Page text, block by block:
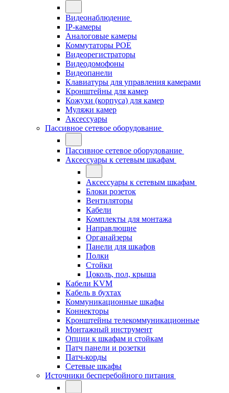
Видеонаблюдение
IP-камеры
Аналоговые камеры
Коммутаторы POE
Видеорегистраторы
Видеодомофоны
Видеопанели
Клавиатуры для управления камерами
Кронштейны для камер
Кожухи (корпуса) для камер
Муляжи камер
Аксессуары
Пассивное сетевое оборудование
Пассивное сетевое оборудование
Аксессуары к сетевым шкафам
Аксессуары к сетевым шкафам
Блоки розеток
Вентиляторы
Кабели
Комплекты для монтажа
Направлющие
Органайзеры
Панели для шкафов
Полки
Стойки
Цоколь, пол, крыша
Кабели KVM
Кабель в бухтах
Коммуникационные шкафы
Коннекторы
Кронштейны телекоммуникационные
Монтажный инструмент
Опции к шкафам и стойкам
Патч панели и розетки
Патч-корды
Сетевые шкафы
Источники бесперебойного питания